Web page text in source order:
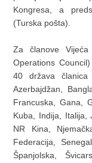
Kongresa, a
(Turska pošta).
Za članove
Operations
40 država članica
Azerbajdžan,
Francuska, Gana,
Kuba, Indija, Italija,
NR Kina,
Federacija,
Španjolska,